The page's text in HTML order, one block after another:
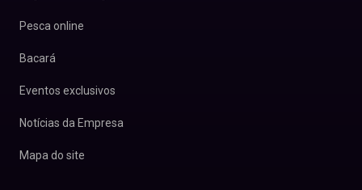
Pesca online
Bacará
Eventos exclusivos
Notícias da Empresa
Mapa do site